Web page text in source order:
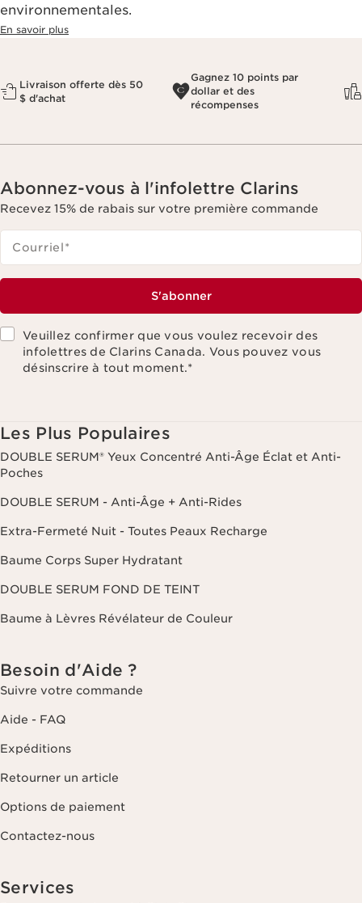
environnementales.​
En savoir plus
Livraison offerte dès 50
$ d'achat
Gagnez 10 points par
dollar et des
récompenses
Abonnez-vous à l'infolettre Clarins
Recevez 15% de rabais sur votre première commande
Courriel*
S'abonner
Veuillez confirmer que vous voulez recevoir des
infolettres de Clarins Canada. Vous pouvez vous
désinscrire à tout moment.*
Les Plus Populaires
DOUBLE SERUM® Yeux Concentré Anti-Âge Éclat et Anti-
Poches
DOUBLE SERUM - Anti-Âge + Anti-Rides
Extra-Fermeté Nuit - Toutes Peaux Recharge
Baume Corps Super Hydratant
DOUBLE SERUM FOND DE TEINT
Baume à Lèvres Révélateur de Couleur
Besoin d'Aide ?
Suivre votre commande
Aide - FAQ
Expéditions
Retourner un article
Options de paiement
Contactez-nous
Services